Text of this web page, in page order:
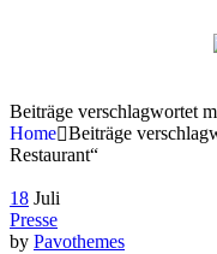
Beiträge verschlagwortet
Home Beiträge
Restaurant“
18 Juli
Presse
by Pavothemes